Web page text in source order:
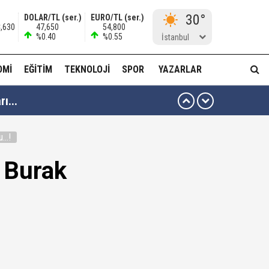
DOLAR/TL (ser.)
47,650
%0.40
EURO/TL (ser.)
54,800
%0.55
30°
İstanbul
EĞITIM TEKNOLOJI SPOR YAZARLAR
Hür Ağbaba gözaltında!